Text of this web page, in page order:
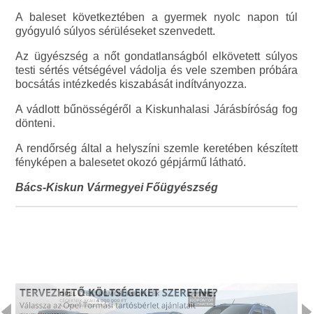
A baleset következtében a gyermek nyolc napon túl
gyógyuló súlyos sérüléseket szenvedett.
Az ügyészség a nőt gondatlanságból elkövetett súlyos
testi sértés vétségével vádolja és vele szemben próbára
bocsátás intézkedés kiszabását indítványozza.
A vádlott bűnösségéről a Kiskunhalasi Járásbíróság fog
dönteni.
A rendőrség által a helyszíni szemle keretében készített
fényképen a balesetet okozó gépjármű látható.
Bács-Kiskun Vármegyei Főügyészség